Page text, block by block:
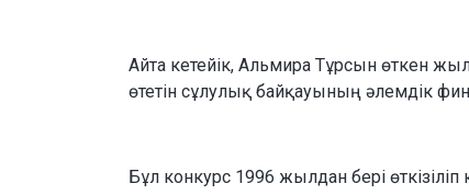
Айта кетейік, Альмира Тұрсын өткен
өтетін сұлулық байқауының әлемдік
Бұл конкурс 1996 жылдан бері өткізіліп